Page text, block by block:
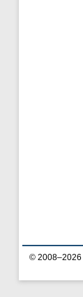
© 2008–2026